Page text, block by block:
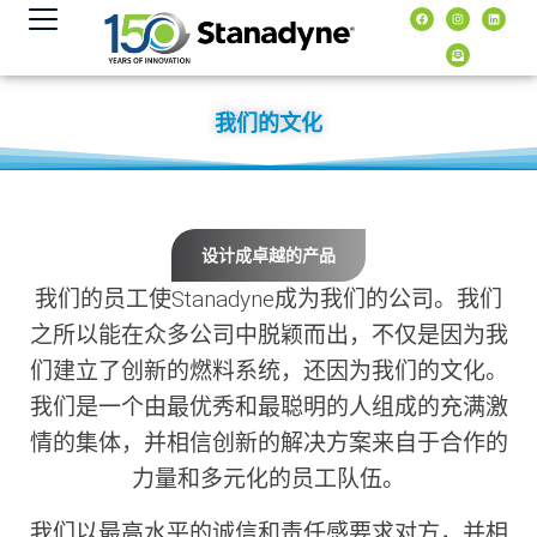
我们的文化
设计成卓越的产品
我们的员工使Stanadyne成为我们的公司。我们
之所以能在众多公司中脱颖而出，不仅是因为我
们建立了创新的燃料系统，还因为我们的文化。
我们是一个由最优秀和最聪明的人组成的充满激
情的集体，并相信创新的解决方案来自于合作的
力量和多元化的员工队伍。